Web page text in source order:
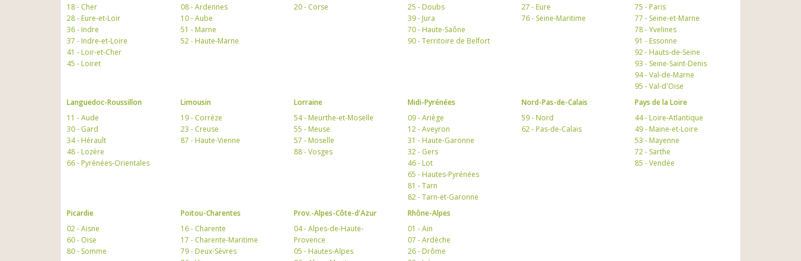
18 - Cher
28 - Eure-et-Loir
36 - Indre
37 - Indre-et-Loire
41 - Loir-et-Cher
45 - Loiret
08 - Ardennes
10 - Aube
51 - Marne
52 - Haute-Marne
20 - Corse
25 - Doubs
39 - Jura
70 - Haute-Saône
90 - Territoire de Belfort
27 - Eure
76 - Seine-Maritime
75 - Paris
77 - Seine-et-Marne
78 - Yvelines
91 - Essonne
92 - Hauts-de-Seine
93 - Seine-Saint-Denis
94 - Val-de-Marne
95 - Val-d'Oise
Languedoc-Roussillon
11 - Aude
30 - Gard
34 - Hérault
48 - Lozère
66 - Pyrénées-Orientales
Limousin
19 - Corrèze
23 - Creuse
87 - Haute-Vienne
Lorraine
54 - Meurthe-et-Moselle
55 - Meuse
57 - Moselle
88 - Vosges
Midi-Pyrénées
09 - Ariège
12 - Aveyron
31 - Haute-Garonne
32 - Gers
46 - Lot
65 - Hautes-Pyrénées
81 - Tarn
82 - Tarn-et-Garonne
Nord-Pas-de-Calais
59 - Nord
62 - Pas-de-Calais
Pays de la Loire
44 - Loire-Atlantique
49 - Maine-et-Loire
53 - Mayenne
72 - Sarthe
85 - Vendée
Picardie
02 - Aisne
60 - Oise
80 - Somme
Poitou-Charentes
16 - Charente
17 - Charente-Maritime
79 - Deux-Sèvres
Prov.-Alpes-Côte-d'Azur
04 - Alpes-de-Haute-
Provence
05 - Hautes-Alpes
Rhône-Alpes
01 - Ain
07 - Ardèche
26 - Drôme